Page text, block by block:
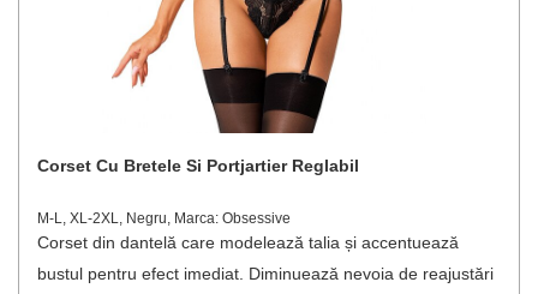
Corset Cu Bretele Si Portjartier Reglabil
M-L, XL-2XL, Negru, Marca: Obsessive
Corset din dantelă care modelează talia și accentuează
bustul pentru efect imediat. Diminuează nevoia de reajustări